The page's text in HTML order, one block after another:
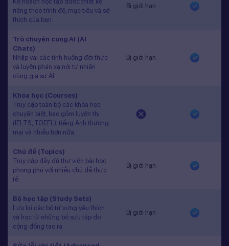
riêng theo trình độ, mục tiêu và sở
thích của bạn.
Bị giới hạn
Trò chuyện cùng AI (AI
Chats)
Nhập vai các tình huống đời thực
và luyện phản xạ nói tự nhiên
cùng gia sư AI.
Bị giới hạn
Khóa học (Courses)
Truy cập toàn bộ các khóa học
chuyên biệt, bao gồm luyện thi
(IELTS, TOEFL), tiếng Anh thương
mại và nhiều hơn nữa.
Chủ đề (Topics)
Truy cập đầy đủ thư viện bài học
phong phú với nhiều chủ đề thực
tế.
Bị giới hạn
Bộ học tập (Study Sets)
Lưu lại các bộ từ vựng yêu thích
và học từ những bộ sưu tập do
cộng đồng tạo ra.
Bị giới hạn